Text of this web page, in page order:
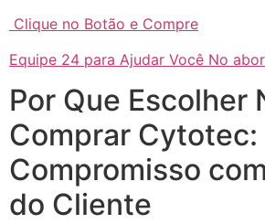
Clique no Botão e Compre
Equipe 24 para Ajudar Você No
Por Que Escolher
Comprar Cytotec:
Compromisso
do Cliente
http://
"só de ter dúvida
resposta" muito
22/05/2026